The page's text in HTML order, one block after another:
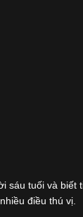
sáu tuối và biết
điều thú vị.